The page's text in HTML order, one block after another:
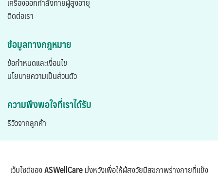
ติดต่อเรา
ข้อมูลทางกฎหมาย
ข้อกำหนดและเงื่อนไข
นโยบายความเป็นส่วนตัว
ความพึงพอใจที่เราได้รับ
ริวิวจากลูกค้า
เว็บไซต์ของASWellCareมุ่งหวังเพื่อให้ผู้สูงวัยมีสุขภาพร่างกายที่แข็ง